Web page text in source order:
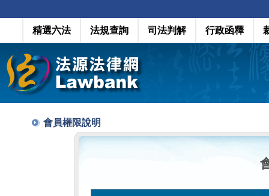
精選六法 法規查詢 司法判解 行政函釋
會員權限說明